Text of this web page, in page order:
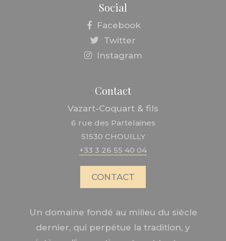
Social
Facebook
Twitter
Instagram
Contact
Vazart-Coquart & fils
6 rue des Partelaines
51530 CHOUILLY
+33 3 26 55 40 04
CONTACT
Un domaine fondé au milieu du siècle
dernier, qui perpétue la tradition, y